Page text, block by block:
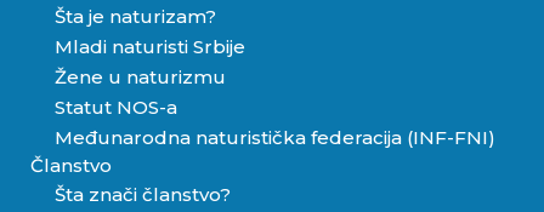
Šta je naturizam?
Mladi naturisti Srbije
Žene u naturizmu
Statut NOS-a
Međunarodna naturistička federacija (INF-FNI)
Članstvo
Šta znači članstvo?